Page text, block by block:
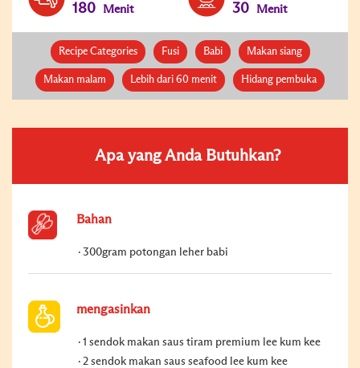
180 Menit 30 Menit
Recipe Categories Fusi Babi Makan siang
Makan malam Lebih dari 60 menit Hidang pembuka
Apa yang Anda Butuhkan?
Bahan
300gram potongan leher babi
mengasinkan
1 sendok makan saus tiram premium lee kum kee
2 sendok makan saus seafood lee kum kee